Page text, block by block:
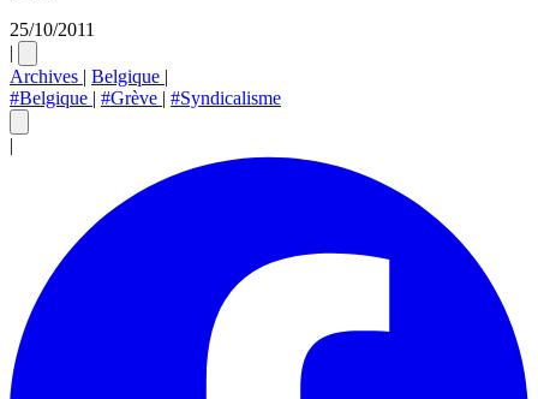
25/10/2011
|
Archives | Belgique |
#Belgique | #Grève | #Syndicalisme
|